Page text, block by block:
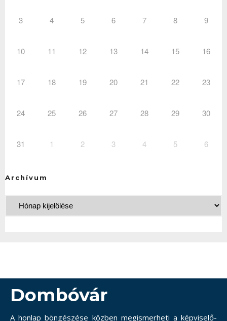
3 4 5 6 7 8 9
10 11 12 13 14 15 16
17 18 19 20 21 22 23
24 25 26 27 28 29 30
31 1 2 3 4 5 6
Archívum
Dombóvár
A honlap böngészése közben megismerheti a képviselő-